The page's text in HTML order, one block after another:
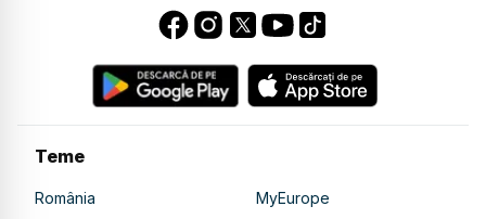
Teme
România
MyEurope